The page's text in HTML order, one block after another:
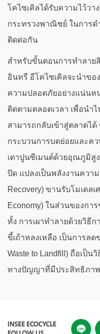
โคไซเคิลได้รับความไว้ว
กระทรวงพาณิชย์ ในการด
ติดต่อกัน
สำหรับขั้นตอนการทำลา
อินทรี อีโคไซเคิลจะนำขอ
ความปลอดภัยอย่างแน่นห
ติดตามตลอดเวลา เพื่อนำ
สามารถกลับเข้าสู่ตลาดไ
กระบวนการบดย่อยและค
เตาปูนซีเมนต์ด้วยอุณภูมิสูง
ปิด แปลงเป็นพลังงานควา
Recovery) ขานรับโมเดลเ
Economy) ในส่วนของกา
ทั้ง การเผาทำลายด้วยวิธีก
ขี้เถ้าหลงเหลือ เป็นการล
Waste to Landfill) ถือเป็
ทางปัญญาที่มีประสิทธิภา
INSEE ECOCYCLE